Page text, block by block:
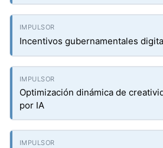
Incentivos gubernamentales
Optimización dinámica de
por IA